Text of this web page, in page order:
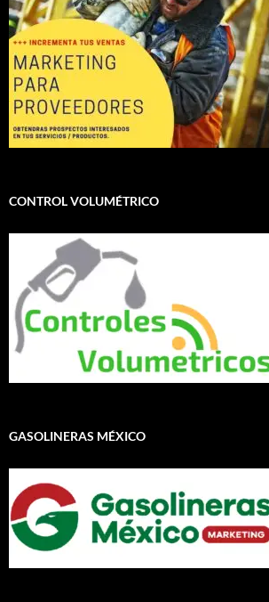
CONTROL VOLUMÉTRICO
GASOLINERAS MÉXICO